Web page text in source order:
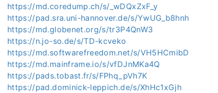
https://md.coredump.ch/s/_wDQxZxF_y
https://pad.sra.uni-hannover.de/s/YwUG_b8hnh
https://md.globenet.org/s/tr3P4QnW3
https://n.jo-so.de/s/TD-kcveko
https://md.softwarefreedom.net/s/VH5HCmibD
https://md.mainframe.io/s/vfDJnMKa4Q
https://pads.tobast.fr/s/FPhq_pVh7K
https://pad.dominick-leppich.de/s/XhHc1xGjh